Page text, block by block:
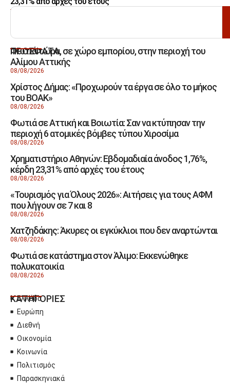
ΑΝΑΖΗΤΗΣΗ
ΠΡΟΣΦΑΤΑ
Φωτιά τώρα, σε χώρο εμπορίου, στην περιοχή του
Αλίμου Αττικής
08/08/2026
Χρίστος Δήμας: «Προχωρούν τα έργα σε όλο το μήκος
του ΒΟΑΚ»
08/08/2026
Φωτιά σε Αττική και Βοιωτία: Σαν να κτύπησαν την
περιοχή 6 ατομικές βόμβες τύπου Χιροσίμα
08/08/2026
Χρηματιστήριο Αθηνών: Εβδομαδιαία άνοδος 1,76%,
κέρδη 23,31% από αρχές του έτους
08/08/2026
«Τουρισμός για Όλους 2026»: Αιτήσεις για τους ΑΦΜ
που λήγουν σε 7 και 8
08/08/2026
Χατζηδάκης: Άκυρες οι εγκύκλιοι που δεν αναρτώνται
08/08/2026
Φωτιά σε κατάστημα στον Άλιμο: Εκκενώθηκε
πολυκατοικία
08/08/2026
ΚΑΤΗΓΟΡΙΕΣ
Ελλάδα
Ευρώπη
Διεθνή
Οικονομία
Κοινωνία
Πολιτισμός
Παρασκηνιακά